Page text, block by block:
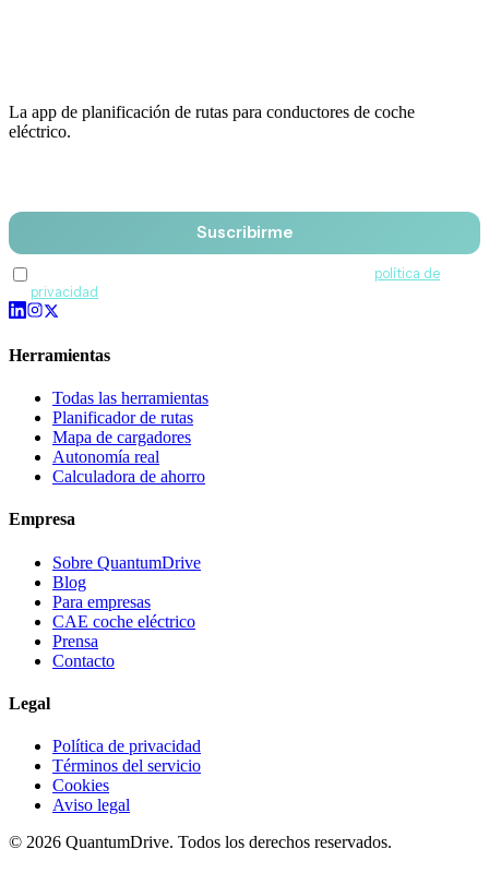
La app de planificación de rutas para conductores de coche
eléctrico.
Suscribirme
política de
privacidad
Herramientas
Todas las herramientas
Planificador de rutas
Mapa de cargadores
Autonomía real
Calculadora de ahorro
Empresa
Sobre QuantumDrive
Blog
Para empresas
CAE coche eléctrico
Prensa
Contacto
Legal
Política de privacidad
Términos del servicio
Cookies
Aviso legal
© 2026 QuantumDrive. Todos los derechos reservados.